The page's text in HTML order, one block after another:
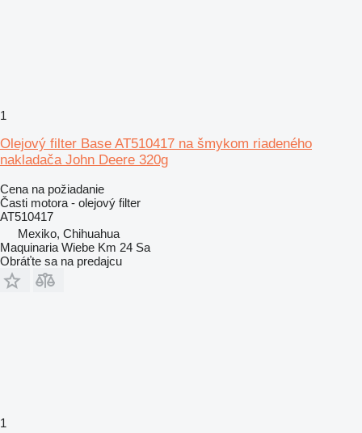
1
Olejový filter Base AT510417 na šmykom riadeného
nakladača John Deere 320g
Cena na požiadanie
Časti motora - olejový filter
AT510417
Mexiko, Chihuahua
Maquinaria Wiebe Km 24 Sa
Obráťte sa na predajcu
1